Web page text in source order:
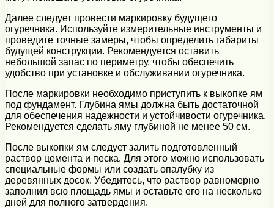
Далее следует провести маркировку будущего
огуречника. Используйте измерительные инструменты и
проведите точные замеры, чтобы определить габариты
будущей конструкции. Рекомендуется оставить
небольшой запас по периметру, чтобы обеспечить
удобство при установке и обслуживании огуречника.
После маркировки необходимо приступить к выкопке ям
под фундамент. Глубина ямы должна быть достаточной
для обеспечения надежности и устойчивости огуречника.
Рекомендуется сделать яму глубиной не менее 50 см.
После выкопки ям следует залить подготовленный
раствор цемента и песка. Для этого можно использовать
специальные формы или создать опалубку из
деревянных досок. Убедитесь, что раствор равномерно
заполнил всю площадь ямы и оставьте его на несколько
дней для полного затвердения.